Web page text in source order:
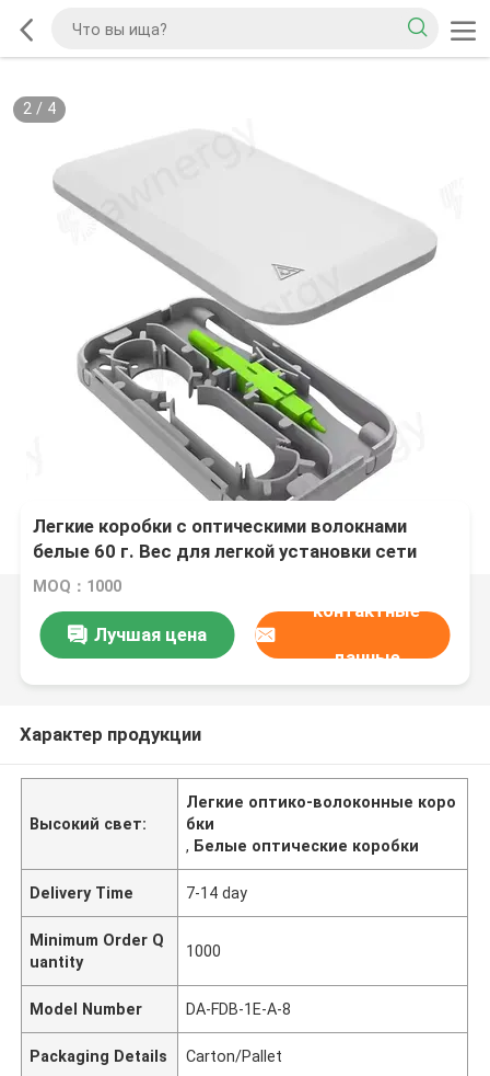
2/ 4
Легкие коробки с оптическими волокнами
белые 60 г. Вес для легкой установки сети
MOQ：1000
Лучшая цена
контактные
данные
Характер продукции
Высокий свет:
Легкие оптико-волоконные коро
бки
, Белые оптические коробки
Delivery Time 7-14 day
Minimum Order Q
uantity
1000
Model Number DA-FDB-1E-A-8
Packaging Details Carton/Pallet